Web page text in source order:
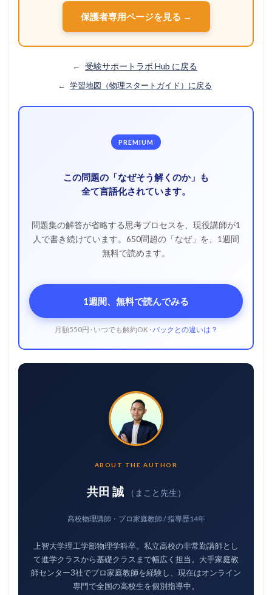
保護者専用ページを見る →
← 受験サポートラボ Hub に戻る
← 学習地図（物理スタートガイド）に戻る
PREMIUM
この問題の「なぜそう解くのか」も
全て言語化されています。
問題集の解答が省略する思考プロセスを、現役講師が1
人で書き続けています。650問超の「なぜ」を、1週間
無料で読めます。
1週間、無料で読んでみる
月額550円 · いつでも解約OK · パックとの違いは？
ABOUT THE AUTHOR
共田 誠 （まこと先生）
高校物理講師・プロ家庭教師 / 指導歴14年
上智大学理工学部物理学科卒。私立高校の非常勤講師とし
て進学クラスから基礎クラスまで幅広く担当。大手家庭教
師センター3社でプロ家庭教師を経験し、現在はオンライン
専門で全国の高校生を個別指導中。